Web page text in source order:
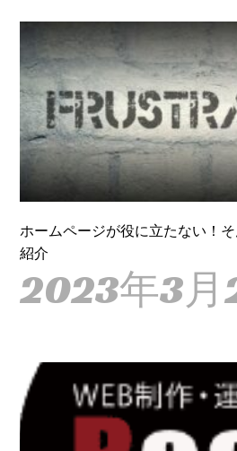
ホームページが役に立たない！
紹介
2023年3月